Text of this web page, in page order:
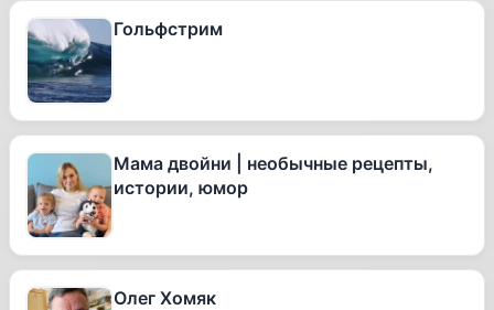
Гольфстрим
Мама двойни | необычные рецепты,
истории, юмор
Олег Хомяк